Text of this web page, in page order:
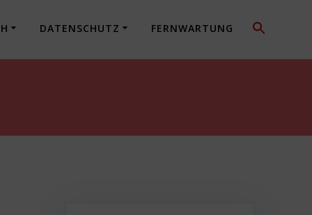
DATENSCHUTZ FERNWARTUNG